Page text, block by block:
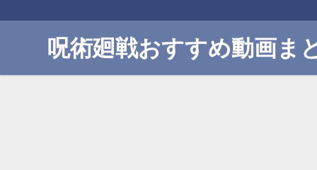
呪術廻戦おすすめ動画ま